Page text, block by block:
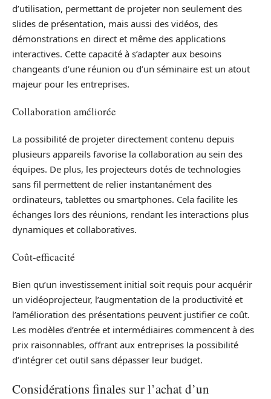
d’utilisation, permettant de projeter non seulement des
slides de présentation, mais aussi des vidéos, des
démonstrations en direct et même des applications
interactives. Cette capacité à s’adapter aux besoins
changeants d’une réunion ou d’un séminaire est un atout
majeur pour les entreprises.
Collaboration améliorée
La possibilité de projeter directement contenu depuis
plusieurs appareils favorise la collaboration au sein des
équipes. De plus, les projecteurs dotés de technologies
sans fil permettent de relier instantanément des
ordinateurs, tablettes ou smartphones. Cela facilite les
échanges lors des réunions, rendant les interactions plus
dynamiques et collaboratives.
Coût-efficacité
Bien qu’un investissement initial soit requis pour acquérir
un vidéoprojecteur, l’augmentation de la productivité et
l’amélioration des présentations peuvent justifier ce coût.
Les modèles d’entrée et intermédiaires commencent à des
prix raisonnables, offrant aux entreprises la possibilité
d’intégrer cet outil sans dépasser leur budget.
Considérations finales sur l’achat d’un